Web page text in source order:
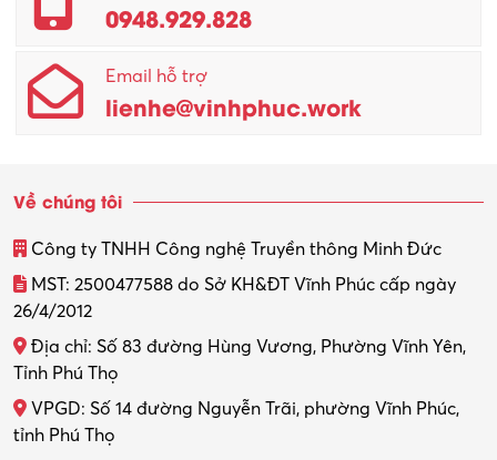
0948.929.828
Email hỗ trợ
lienhe@vinhphuc.work
Về chúng tôi
Công ty TNHH Công nghệ Truyền thông Minh Đức
MST: 2500477588 do Sở KH&ĐT Vĩnh Phúc cấp ngày
26/4/2012
Địa chỉ: Số 83 đường Hùng Vương, Phường Vĩnh Yên,
Tỉnh Phú Thọ
VPGD: Số 14 đường Nguyễn Trãi, phường Vĩnh Phúc,
tỉnh Phú Thọ